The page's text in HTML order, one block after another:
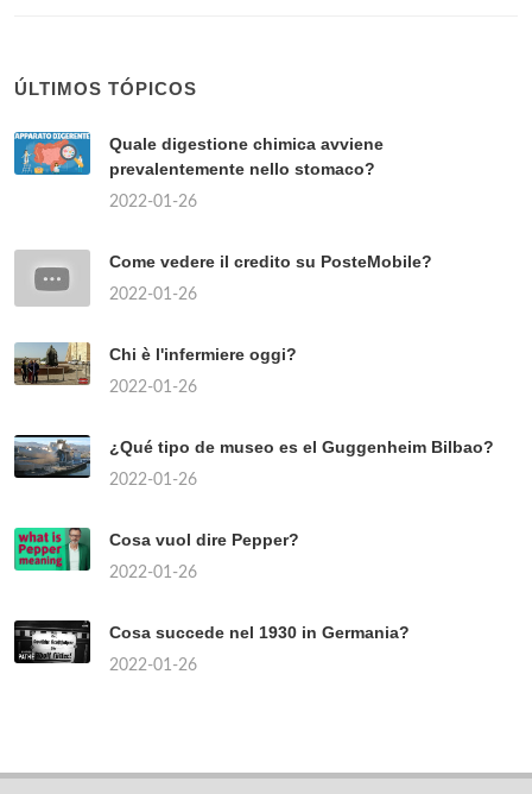
ÚLTIMOS TÓPICOS
Quale digestione chimica avviene
prevalentemente nello stomaco?
2022-01-26
Come vedere il credito su PosteMobile?
2022-01-26
Chi è l'infermiere oggi?
2022-01-26
¿Qué tipo de museo es el Guggenheim Bilbao?
2022-01-26
Cosa vuol dire Pepper?
2022-01-26
Cosa succede nel 1930 in Germania?
2022-01-26